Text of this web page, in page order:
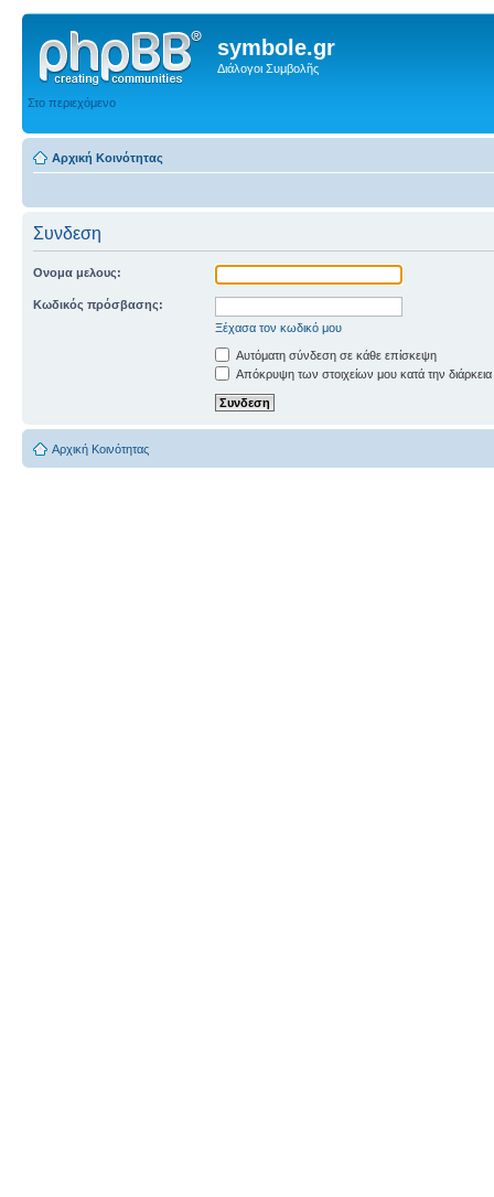
symbole.gr
Διάλογοι Συμβολῆς
Στο περιεχόμενο
Αρχική Κοινότητας
Συνδεση
Ονομα μελους:
Κωδικός πρόσβασης:
Ξέχασα τον κωδικό μου
Αυτόματη σύνδεση σε κάθε επίσκεψη
Απόκρυψη των στοιχείων μου κατά την
Αρχική Κοινότητας